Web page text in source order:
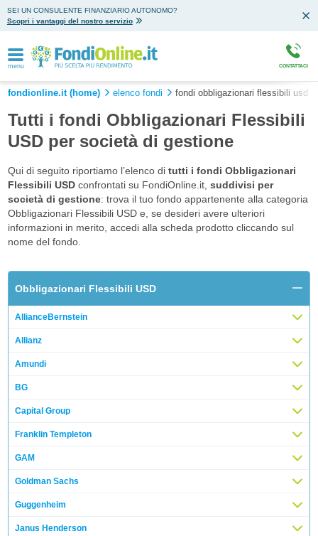
SEI UN CONSULENTE FINANZIARIO AUTONOMO?
Scopri i vantaggi del nostro servizio
menu CONTATTACI
fondionline.it (home) elenco fondi fondi obbligazionari flessibili usd
Tutti i fondi Obbligazionari Flessibili
USD per società di gestione
Qui di seguito riportiamo l’elenco di tutti i fondi Obbligazionari
Flessibili USDconfrontati su FondiOnline.it, suddivisi per
società di gestione: trova il tuo fondo appartenente alla categoria
Obbligazionari Flessibili USD e, se desideri avere ulteriori
informazioni in merito, accedi alla scheda prodotto cliccando sul
nome del fondo.
Obbligazionari Flessibili USD
AllianceBernstein
Allianz
Amundi
BG
Capital Group
Franklin Templeton
GAM
Goldman Sachs
Guggenheim
Janus Henderson